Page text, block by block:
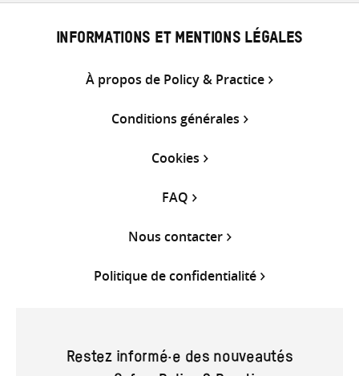
INFORMATIONS ET MENTIONS LÉGALES
À propos de Policy & Practice
Conditions générales
Cookies
FAQ
Nous contacter
Politique de confidentialité
Restez informé·e des nouveautés